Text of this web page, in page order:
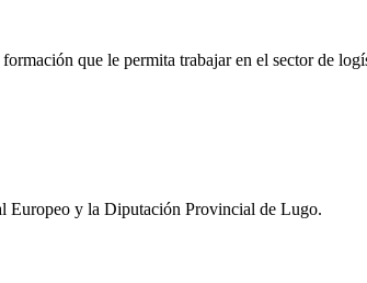
que le permita trabajar en el sector de
Europeo y la Diputación Provincial de Lugo.